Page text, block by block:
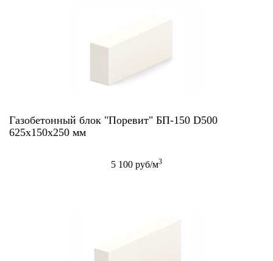
Газобетонный блок "Поревит" БП-150 D500
625х150х250 мм
5 100 руб/м3